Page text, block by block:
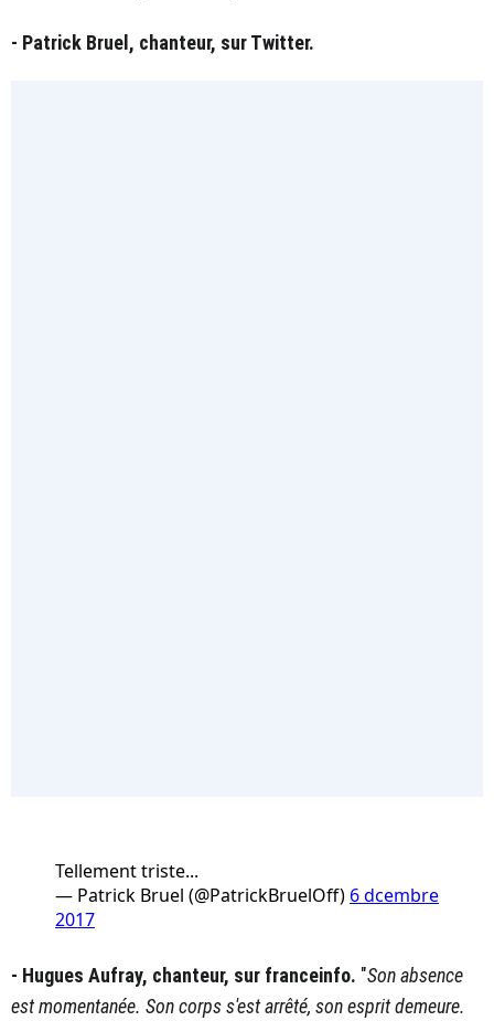
- Patrick Bruel, chanteur, sur Twitter.
Tellement triste...
— Patrick Bruel (@PatrickBruelOff) 6 dcembre
2017
- Hugues Aufray, chanteur, sur franceinfo. "Son absence
est momentanée. Son corps s'est arrêté, son esprit demeure.